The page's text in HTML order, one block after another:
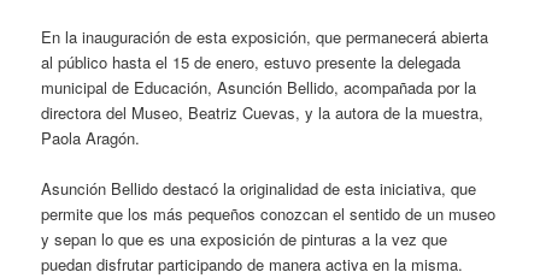
En la inauguración de esta exposición, que permanecerá abierta
al público hasta el 15 de enero, estuvo presente la delegada
municipal de Educación, Asunción Bellido, acompañada por la
directora del Museo, Beatriz Cuevas, y la autora de la muestra,
Paola Aragón.
Asunción Bellido destacó la originalidad de esta iniciativa, que
permite que los más pequeños conozcan el sentido de un museo
y sepan lo que es una exposición de pinturas a la vez que
puedan disfrutar participando de manera activa en la misma.